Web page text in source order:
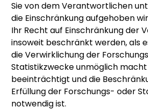
Sie von dem Verantwortlichen
die Einschränkung aufgehoben
Ihr Recht auf Einschränkung der
insoweit beschränkt werden, als
die Verwirklichung der
Statistikzwecke unmöglich
beeinträchtigt und die
Erfüllung der Forschungs- oder
notwendig ist.